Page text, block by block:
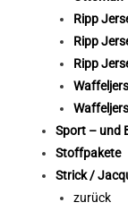
Ripp
Ripp
Ripp
Sport – und
Stoffpakete
Strick /
zurück